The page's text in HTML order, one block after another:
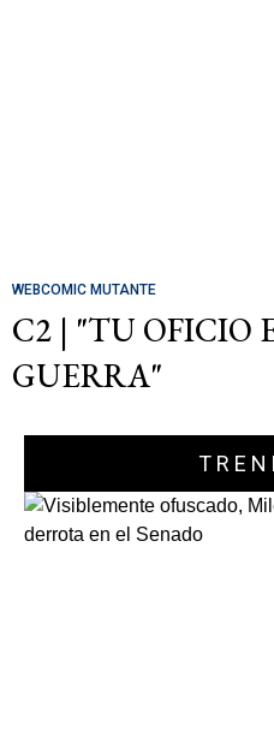
WEBCOMIC MUTANTE
C2 | "TU OFICIO
GUERRA"